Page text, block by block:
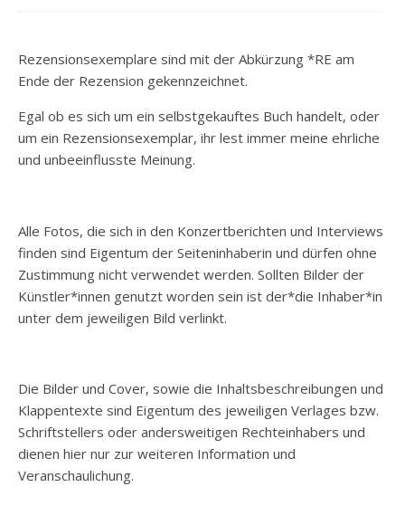
Rezensionsexemplare sind mit der Abkürzung *RE am
Ende der Rezension gekennzeichnet.
Egal ob es sich um ein selbstgekauftes Buch handelt, oder
um ein Rezensionsexemplar, ihr lest immer meine ehrliche
und unbeeinflusste Meinung.
Alle Fotos, die sich in den Konzertberichten und Interviews
finden sind Eigentum der Seiteninhaberin und dürfen ohne
Zustimmung nicht verwendet werden. Sollten Bilder der
Künstler*innen genutzt worden sein ist der*die Inhaber*in
unter dem jeweiligen Bild verlinkt.
Die Bilder und Cover, sowie die Inhaltsbeschreibungen und
Klappentexte sind Eigentum des jeweiligen Verlages bzw.
Schriftstellers oder andersweitigen Rechteinhabers und
dienen hier nur zur weiteren Information und
Veranschaulichung.